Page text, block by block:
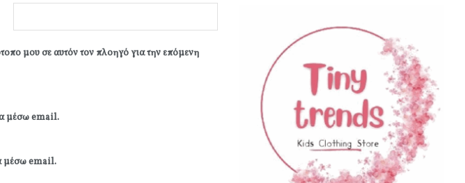
μου σε αυτόν τον πλοηγό για την επόμενη
μέσω email.
μέσω email.